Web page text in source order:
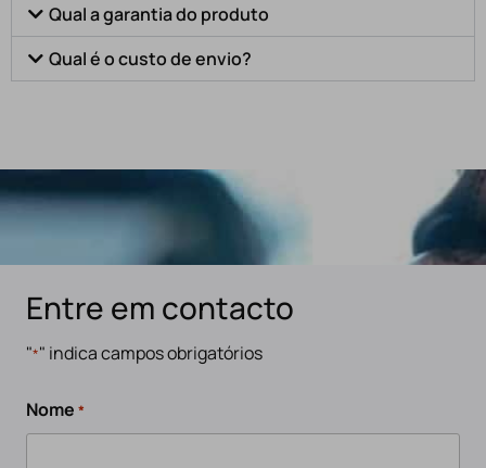
Qual a garantia do produto
Qual é o custo de envio?
Entre em contacto
"*" indica campos obrigatórios
Nome *